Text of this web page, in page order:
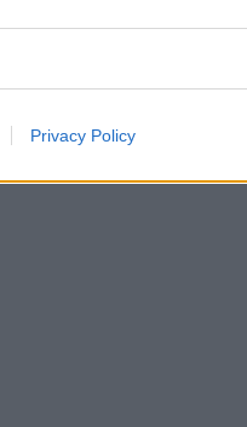
Privacy Policy
δεν θα έπαιρνα
μου είχε πει ότι
έπαθα νευρική